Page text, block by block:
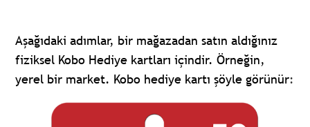
Aşağıdaki adımlar, bir mağazadan satın aldığınız
fiziksel Kobo Hediye kartları içindir. Örneğin,
yerel bir market. Kobo hediye kartı şöyle görünür: